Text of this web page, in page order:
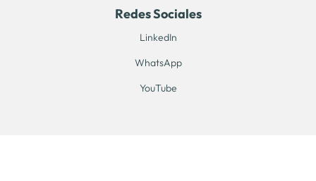
Redes Sociales
LinkedIn
WhatsApp
YouTube